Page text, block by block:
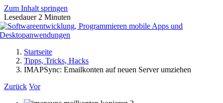
Zum Inhalt springen
Lesedauer 2 Minuten
Startseite
Tipps, Tricks, Hacks
IMAPSync: Emailkonten auf neuen Server umziehen
Zurück Vor